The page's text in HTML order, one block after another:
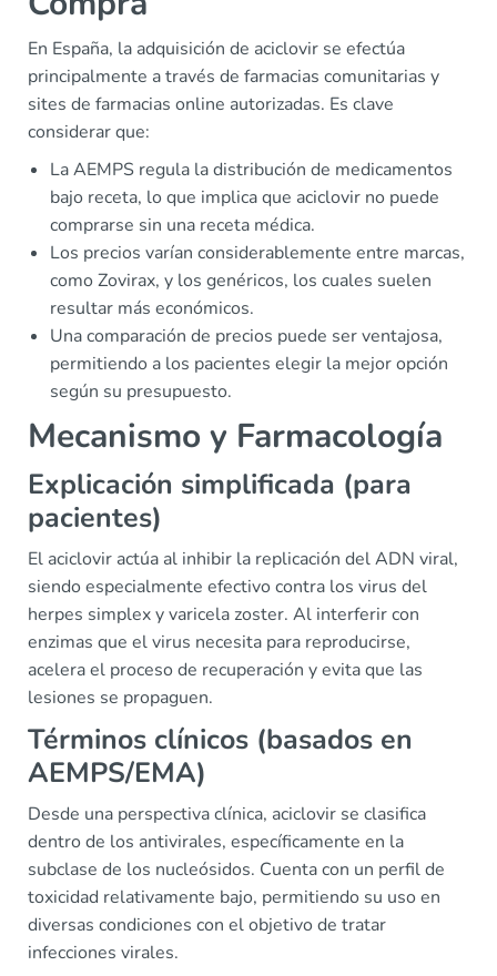
En España, la adquisición de aciclovir se efectúa
principalmente a través de farmacias comunitarias y
sites de farmacias online autorizadas. Es clave
considerar que:
La AEMPS regula la distribución de medicamentos
bajo receta, lo que implica que aciclovir no puede
comprarse sin una receta médica.
Los precios varían considerablemente entre marcas,
como Zovirax, y los genéricos, los cuales suelen
resultar más económicos.
Una comparación de precios puede ser ventajosa,
permitiendo a los pacientes elegir la mejor opción
según su presupuesto.
Mecanismo y Farmacología
Explicación simplificada (para
pacientes)
El aciclovir actúa al inhibir la replicación del ADN viral,
siendo especialmente efectivo contra los virus del
herpes simplex y varicela zoster. Al interferir con
enzimas que el virus necesita para reproducirse,
acelera el proceso de recuperación y evita que las
lesiones se propaguen.
Términos clínicos (basados en
AEMPS/EMA)
Desde una perspectiva clínica, aciclovir se clasifica
dentro de los antivirales, específicamente en la
subclase de los nucleósidos. Cuenta con un perfil de
toxicidad relativamente bajo, permitiendo su uso en
diversas condiciones con el objetivo de tratar
infecciones virales.